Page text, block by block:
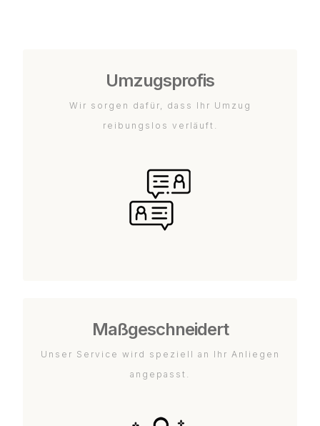
Umzugsprofis
Wir sorgen dafür, dass Ihr Umzug
reibungslos verläuft.
Maßgeschneidert
Unser Service wird speziell an Ihr Anliegen
angepasst.